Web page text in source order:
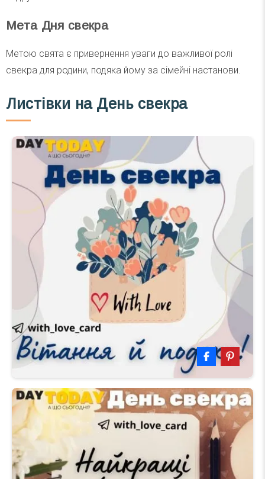
Мета Дня свекра
Метою свята є привернення уваги до важливої ролі
свекра для родини, подяка йому за сімейні настанови.
Листівки на День свекра